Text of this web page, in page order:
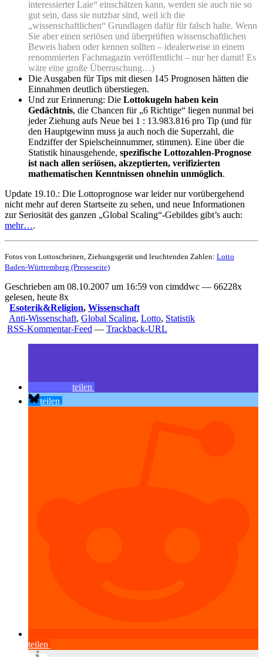
interessierter Laie“ einschätzen kann, werden sie auch nie so
gut sein, dass sie nutzbar sind, weil ich die
„wissenschaftlichen“ Grundlagen dafür für falsch halte. Wenn
Sie aber einen seriösen und überprüften wissenschaftlichen
Beweis haben oder kennen sollten – idealerweise in einem
renommierten Fachmagazin veröffentlicht – nur her damit! Es
wäre eine große Überraschung…)
Die Ausgaben für Tips mit diesen 145 Prognosen hätten die
Einnahmen deutlich überstiegen.
Und zur Erinnerung: Die Lottokugeln haben kein
Gedächtnis, die Chancen für „6 Richtige“ liegen nunmal bei
jeder Ziehung aufs Neue bei 1 : 13.983.816 pro Tip (und für
den Hauptgewinn muss ja auch noch die Superzahl, die
Endziffer der Spielscheinnummer, stimmen). Eine über die
Statistik hinausgehende, spezifische Lottozahlen-Prognose
ist nach allen seriösen, akzeptierten, verifizierten
mathematischen Kenntnissen ohnehin unmöglich.
Update 19.10.: Die Lottoprognose war leider nur vorübergehend
nicht mehr auf deren Startseite zu sehen, und neue Informationen
zur Seriosität des ganzen „Global Scaling“-Gebildes gibt’s auch:
mehr….
Fotos von Lottoscheinen, Ziehungsgerät und leuchtenden Zahlen: Lotto
Baden-Württemberg (Presseseite)
Geschrieben am 08.10.2007 um 16:59 von cimddwc — 66228x
gelesen, heute 8x
Esoterik&Religion, Wissenschaft
Anti-Wissenschaft, Global Scaling, Lotto, Statistik
RSS-Kommentar-Feed — Trackback-URL
teilen
teilen
teilen